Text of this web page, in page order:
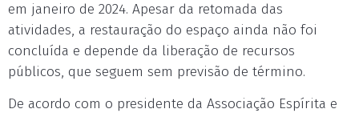
em janeiro de 2024. Apesar da retomada das
atividades, a restauração do espaço ainda não foi
concluída e depende da liberação de recursos
públicos, que seguem sem previsão de término.
De acordo com o presidente da Associação Espírita e